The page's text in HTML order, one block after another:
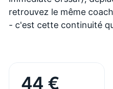
retrouvez le même
- c'est cette continuité
44 €